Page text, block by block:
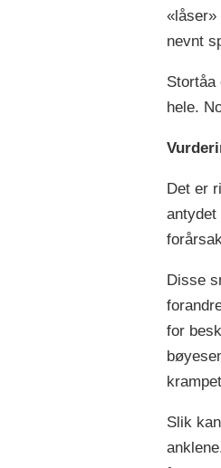
«låser»
nevnt
Stortåa
hele.
Det er
antydet
Disse
for
Slik